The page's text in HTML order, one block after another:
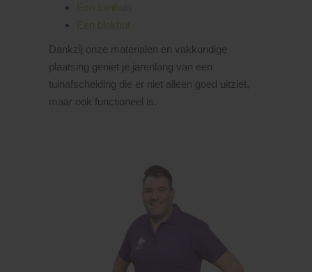
Een tuinhuis
Een blokhut
Dankzij onze materialen en vakkundige
plaatsing geniet je jarenlang van een
tuinafscheiding die er niet alleen goed uitziet,
maar ook functioneel is.